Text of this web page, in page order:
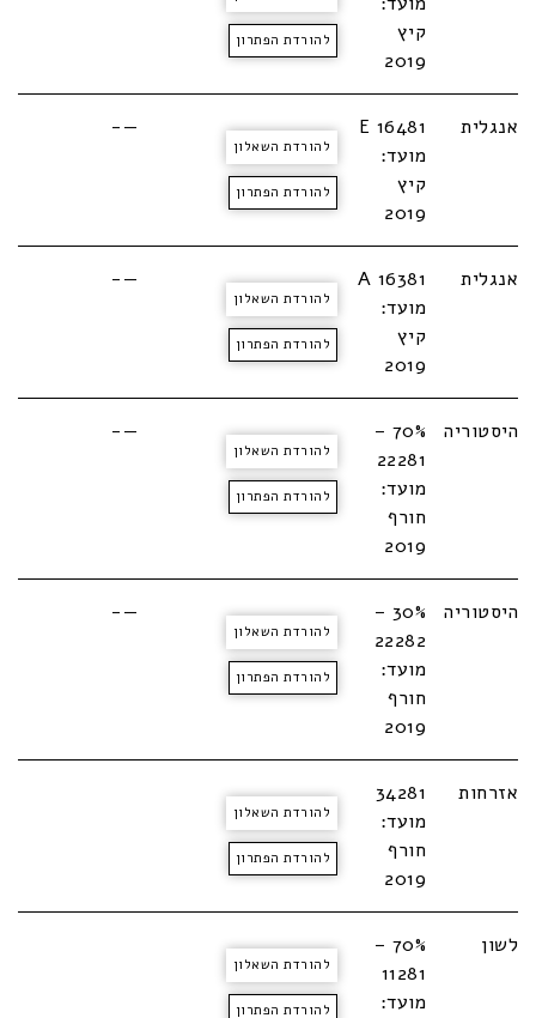
קיץ
2019
להורדת הפתרון
אנגלית
E 16481
מועד:
קיץ
2019
להורדת השאלון
להורדת הפתרון
—-
אנגלית
16381 A
מועד:
קיץ
2019
להורדת השאלון
להורדת הפתרון
—-
היסטוריה
70% –
22281
מועד:
חורף
2019
להורדת השאלון
להורדת הפתרון
—-
היסטוריה
30% –
22282
מועד:
חורף
2019
להורדת השאלון
להורדת הפתרון
—-
אזרחות
34281
מועד:
חורף
2019
להורדת השאלון
להורדת הפתרון
לשון
70% –
11281
מועד:
להורדת השאלון
להורדת הפתרון